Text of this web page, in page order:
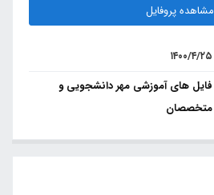
مشاهده پروفایل
۱۴۰۰/۴/۲۵
فایل های آموزشی مهر دانشجویی و
متخصصان